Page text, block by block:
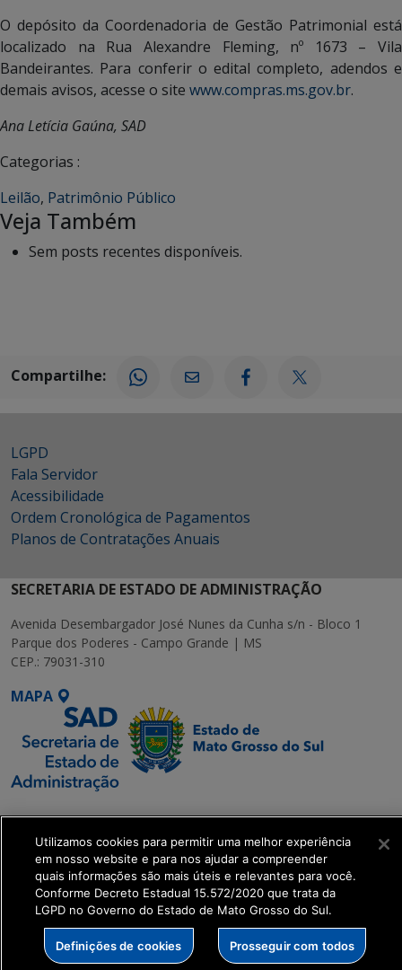
O depósito da Coordenadoria de Gestão Patrimonial está
localizado na Rua Alexandre Fleming, nº 1673 – Vila
Bandeirantes. Para conferir o edital completo, adendos e
demais avisos, acesse o site www.compras.ms.gov.br.
Ana Letícia Gaúna, SAD
Categorias :
Leilão, Patrimônio Público
Veja Também
Sem posts recentes disponíveis.
Compartilhe:
LGPD
Fala Servidor
Acessibilidade
Ordem Cronológica de Pagamentos
Planos de Contratações Anuais
SECRETARIA DE ESTADO DE ADMINISTRAÇÃO
Avenida Desembargador José Nunes da Cunha s/n - Bloco 1
Parque dos Poderes - Campo Grande | MS
CEP.: 79031-310
MAPA
SETDIG | Secretaria-
Executiva de
Transformação Digital
get_footer();
Utilizamos cookies para permitir uma melhor experiência
em nosso website e para nos ajudar a compreender
quais informações são mais úteis e relevantes para você.
Conforme Decreto Estadual 15.572/2020 que trata da
LGPD no Governo do Estado de Mato Grosso do Sul.
Definições de cookies Prosseguir com todos